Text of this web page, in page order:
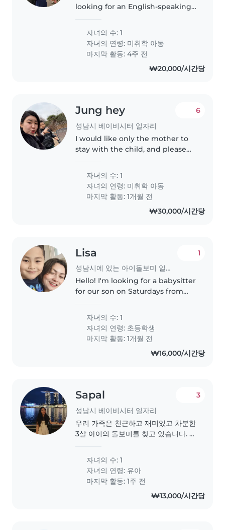
looking for an English-speaking
year-old son, Geonhu. His
grandparents take care of him
during the day, and we would
like..
자녀의 수: 1
자녀의 연령: 미취학 아동
마지막 활동: 4주 전
₩20,000/시간당
Jung hey
성남시 베이비시터 일자리
6
I would like only the mother to
stay with the child, and please
kindergarten and is just
beginning to speak. I'd like him..
자녀의 수: 1
자녀의 연령: 미취학 아동
마지막 활동: 1개월 전
₩30,000/시간당
Lisa
성남시에 있는 아이돌보미 일자리
1
Hello! I'm looking for a babysitter
for our son on Saturdays from
neurodivergent, but he is calm,
independent, and very sweet.
He communicates in both..
자녀의 수: 1
자녀의 연령: 초등학생
마지막 활동: 1개월 전
₩16,000/시간당
Sapal
성남시 베이비시터 일자리
3
우리 가족은 친근하고 재미있고 차분한
3살 아이의 돌보미를 찾고 있습니다. 우
어 구사하시는 분이라면 더 좋습니다.
아이와 함께 즐거운 시간을 보낼 수 있
는 분을 기다립니다.
자녀의 수: 1
자녀의 연령: 유아
마지막 활동: 1주 전
₩13,000/시간당